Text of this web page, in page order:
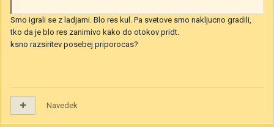
Smo igrali se z ladjami. Blo res kul. Pa svetove smo nakljucno gradili,
tko da je blo res zanimivo kako do otokov pridt.
ksno razsiritev posebej priporocas?
Navedek